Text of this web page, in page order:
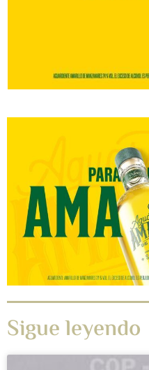
Sigue leyendo